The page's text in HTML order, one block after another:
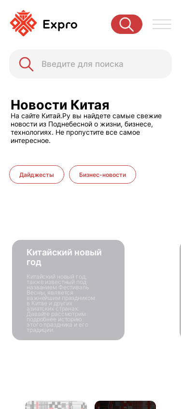
Новости Китая
На сайте Китай.Ру вы найдете самые свежие
новости из Поднебесной о жизни, бизнесе,
технологиях. Не пропустите все самое
интересное.
Дайджесты Бизнес-новости
Китайский новый
год
Китайский новый год,
также известный под
названием Фестиваль
Весны, является
важнейшим праздником
в Китае и других
азиатских странах.
Давайте рассмотрим
подробнее историю
этого праздника и его
традиции.